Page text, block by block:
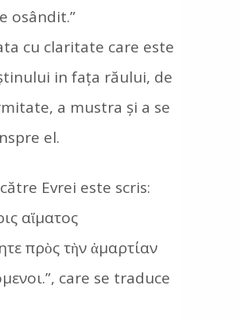
osândit.”
cu claritate care este
in fața răului, de
a mustra și a se
el.
Evrei este scris:
αἵματος
πρὸς τὴν ἁμαρτίαν
care se traduce